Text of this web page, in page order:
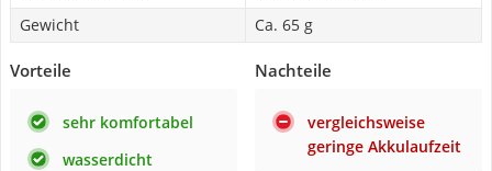
Gewicht
Ca. 65 g
Vorteile
sehr komfortabel
wasserdicht
Nachteile
vergleichsweise
geringe Akkulaufzeit